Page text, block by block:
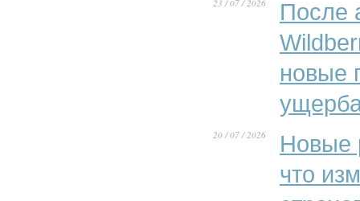
23 / 07 / 2026
После
новые
20 / 07 / 2026
Новые
что